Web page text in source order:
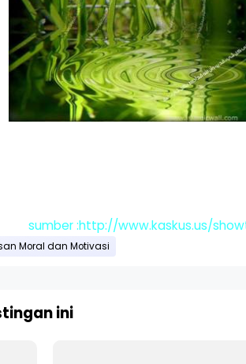
sumber :http://www.kaskus.us/
Moral dan Motivasi
ini